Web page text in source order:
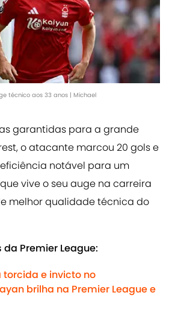
técnico aos 33 anos | Michael
garantidas para a grande
o atacante marcou 20 gols e
notável para um
vive o seu auge na carreira
melhor qualidade técnica do
Premier League:
e invicto no
brilha na Premier League e